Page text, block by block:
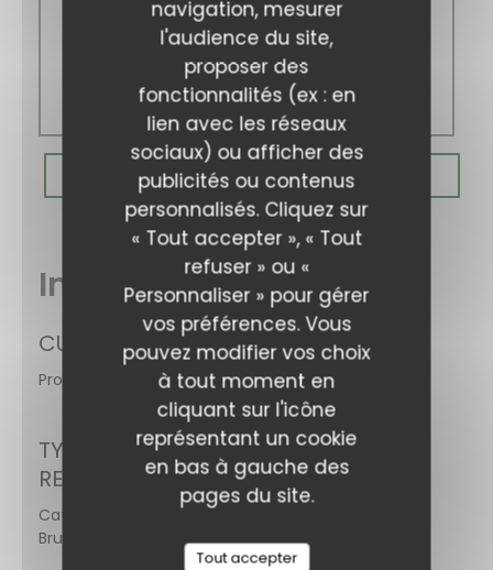
navigation, mesurer
l'audience du site,
proposer des
fonctionnalités (ex : en
lien avec les réseaux
sociaux) ou afficher des
publicités ou contenus
personnalisés. Cliquez sur
« Tout accepter », « Tout
refuser » ou «
Personnaliser » pour gérer
vos préférences. Vous
pouvez modifier vos choix
à tout moment en
cliquant sur l'icône
représentant un cookie
en bas à gauche des
pages du site.
Tout accepter
Dimanche
09h00 - 14h30
RÉSERVER
Infos pratiques
CUISINE
Produits frais, Fait maison
TYPE DE
RESTAURANT
Café - Restaurant -
Brunch